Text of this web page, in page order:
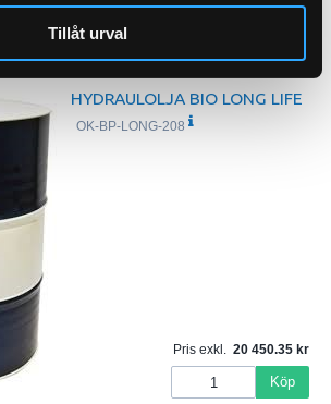
Tillåt urval
Pris exkl. 2 016.04
HYDRAULOLJA BIO LONG LIFE
OK-BP-LONG-208
Pris exkl. 20 450.35
Köp